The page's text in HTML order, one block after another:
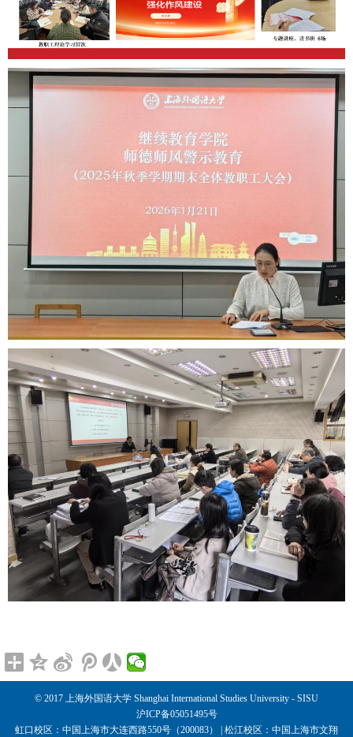
© 2017 上海外国语大学 Shanghai International Studies University - SISU
沪ICP备05051495号
虹口校区：中国上海市大连西路550号（200083） | 松江校区：中国上海市文翔